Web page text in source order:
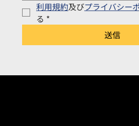
利用規約及びプライバシー
る *
送信